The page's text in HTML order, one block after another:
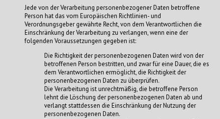
Jede von der Verarbeitung personenbezogener Daten betroffene
Person hat das vom Europäischen Richtlinien- und
Verordnungsgeber gewährte Recht, von dem Verantwortlichen die
Einschränkung der Verarbeitung zu verlangen, wenn eine der
folgenden Voraussetzungen gegeben ist:
Die Richtigkeit der personenbezogenen Daten wird von der
betroffenen Person bestritten, und zwar für eine Dauer, die es
dem Verantwortlichen ermöglicht, die Richtigkeit der
personenbezogenen Daten zu überprüfen.
Die Verarbeitung ist unrechtmäßig, die betroffene Person
lehnt die Löschung der personenbezogenen Daten ab und
verlangt stattdessen die Einschränkung der Nutzung der
personenbezogenen Daten.